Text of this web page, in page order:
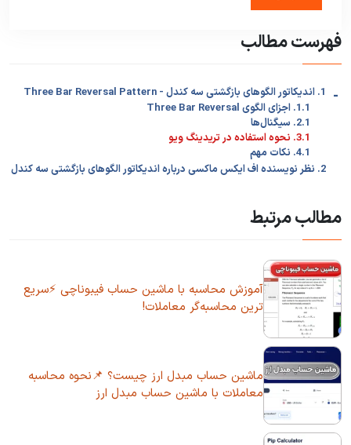
فهرست مطالب
1. اندیکاتور الگوهای بازگشتی سه کندل - Three Bar Reversal Pattern -
1.1. اجزای الگوی Three Bar Reversal
2.1. سیگنال‌ها
3.1. نحوه استفاده در تریدینگ ویو
4.1. نکات مهم
2. نظر نویسنده اف ایکس ماکسی درباره اندیکاتور الگوهای بازگشتی سه کندل
مطالب مرتبط
آموزش محاسبه با ماشین حساب فیبوناچی ⚡سریع
ترین محاسبه‌گر معاملات!
ماشین حساب مبدل ارز چیست؟ 📌نحوه محاسبه
معاملات با ماشین حساب مبدل ارز